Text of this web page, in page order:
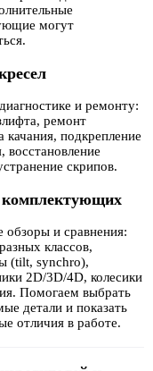
могут
и ремонту:
ремонт
качания, подкрепление
восстановление
скрипов.
обзоры и сравнения:
классов,
(tilt, synchro),
2D/3D/4D, колесики
Помогаем выбрать
детали и показать
отличия в работе.